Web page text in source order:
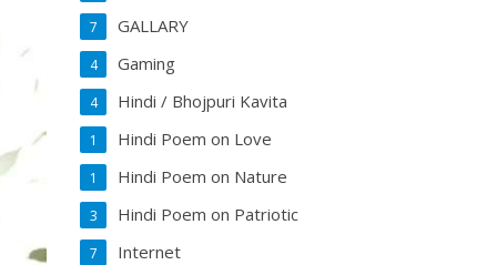
GALLARY
7
Gaming
4
Hindi / Bhojpuri Kavita
4
Hindi Poem on Love
1
Hindi Poem on Nature
1
Hindi Poem on Patriotic
3
Internet
7